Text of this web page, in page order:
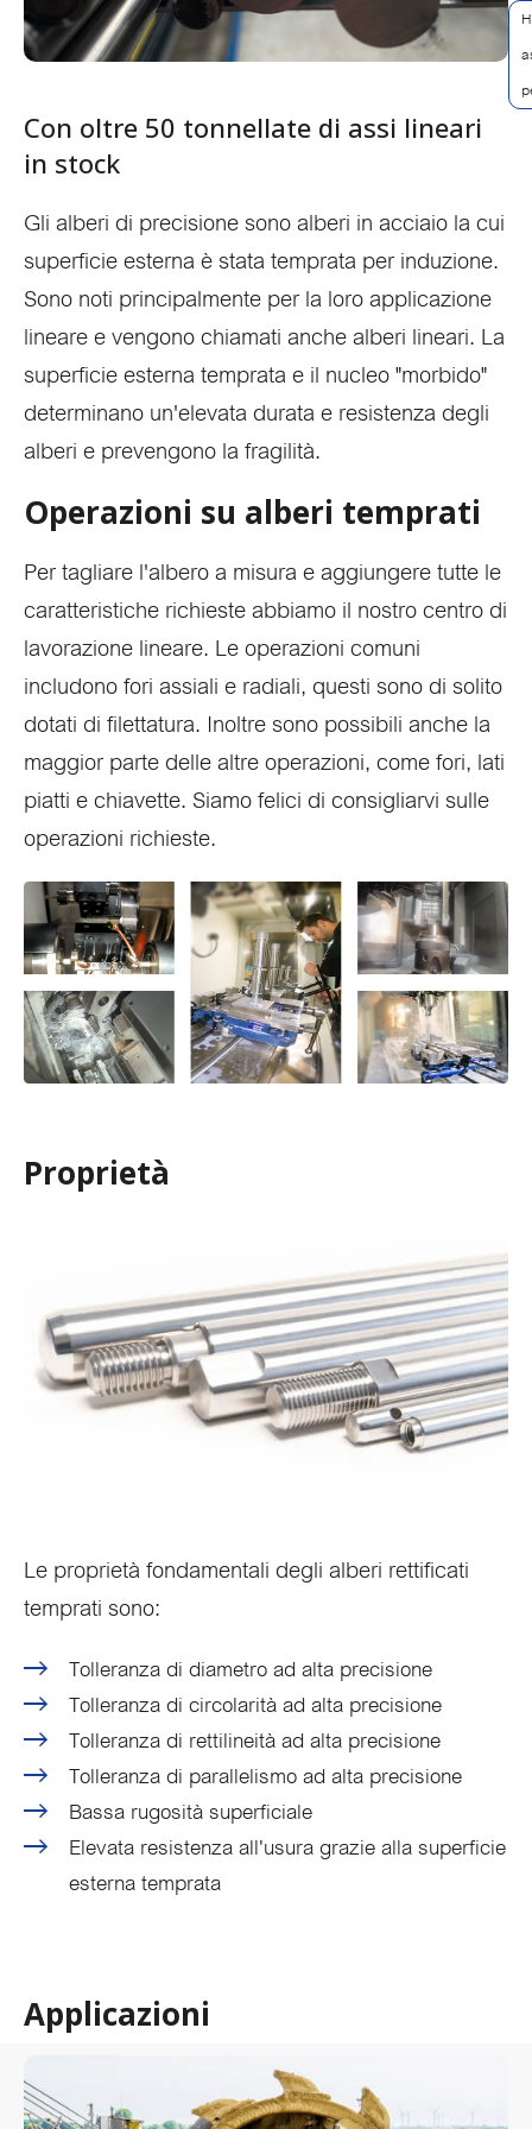
Con oltre 50 tonnellate di assi lineari
in stock
Gli alberi di precisione sono alberi in acciaio la cui
superficie esterna è stata temprata per induzione.
Sono noti principalmente per la loro applicazione
lineare e vengono chiamati anche alberi lineari. La
superficie esterna temprata e il nucleo "morbido"
determinano un'elevata durata e resistenza degli
alberi e prevengono la fragilità.
Operazioni su alberi temprati
Per tagliare l'albero a misura e aggiungere tutte le
caratteristiche richieste abbiamo il nostro centro di
lavorazione lineare. Le operazioni comuni
includono fori assiali e radiali, questi sono di solito
dotati di filettatura. Inoltre sono possibili anche la
maggior parte delle altre operazioni, come fori, lati
piatti e chiavette. Siamo felici di consigliarvi sulle
operazioni richieste.
Proprietà
Le proprietà fondamentali degli alberi rettificati
temprati sono:
Tolleranza di diametro ad alta precisione
Tolleranza di circolarità ad alta precisione
Tolleranza di rettilineità ad alta precisione
Tolleranza di parallelismo ad alta precisione
Bassa rugosità superficiale
Elevata resistenza all'usura grazie alla superficie
esterna temprata
Applicazioni